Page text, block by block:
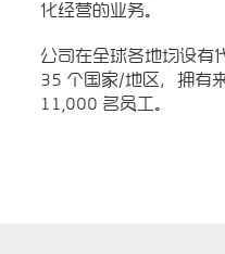
化经营的业务。
公司在全球各地均设有
35 个国家/地区，拥有
11,000 名员工。